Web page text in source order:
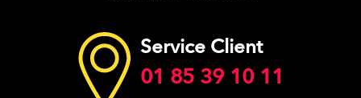
Service Client
01 85 39 10 11